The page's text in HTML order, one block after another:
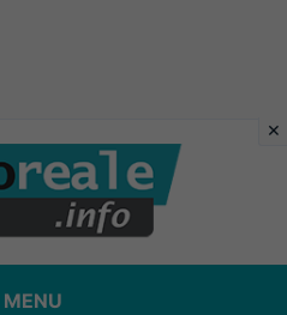
MENU